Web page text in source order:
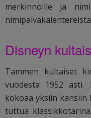
merkinnöille ja
Disneyn
Tammen kultaiset
vuodesta 1952 asti.
kokoaa yksiin kansiin
tuttua